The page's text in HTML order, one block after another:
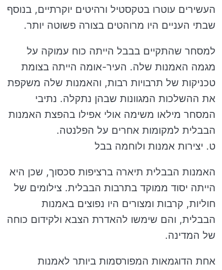
העשירים עוטרו בטקסטיל ורהיטים יוקרתיים, בנוסף
שבתי העניים היו מרוהטים בצורה פשוטה יותר.
למסחר שהתקיים בבבל הייתה כוח עמוקה על
מגמה האמנות שלה. העיר-אומה הייתה בצומת
טכניקות של תרבויות רבות, והאמנות שלה משקפת
את ההשלכות המגוונות שבהן נתקלה. נתיבי
המסחר מילאו משימה אולי אפילו בהפצת האמנות
הבבלית למקומות אחרים על הפלנטה.
ט. יצירות אמנות ולוחמה בבל
האמנות הבבלית תיארה ברציפות סכסוך, שכן היא
הייתה יסוד ממוקד בתרבות הבבלית. צילומים של
חוליות, קרבות ומצורים היו נפוצים באמנות
הבבלית, והם שימשו להאדרת הצבא ולקידום כוחה
של המדינה.
אחת הדוגמאות המפורסמות ביותר לאמנות